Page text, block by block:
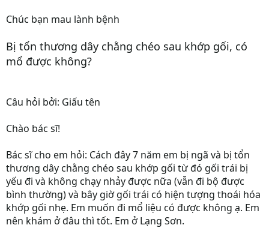
Chúc bạn mau lành bệnh
Bị tổn thương dây chằng chéo sau khớp gối, có
mổ được không?
Câu hỏi bởi: Giấu tên
Chào bác sĩ!
Bác sĩ cho em hỏi: Cách đây 7 năm em bị ngã và bị tổn
thương dây chằng chéo sau khớp gối từ đó gối trái bị
yếu đi và không chạy nhảy được nữa (vẫn đi bộ được
bình thường) và bây giờ gối trái có hiện tượng thoái hóa
khớp gối nhẹ. Em muốn đi mổ liệu có được không ạ. Em
nên khám ở đâu thì tốt. Em ở Lạng Sơn.